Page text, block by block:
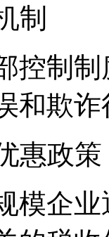
制
制制
和欺诈
政策
企业